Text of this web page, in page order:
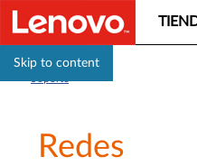
Skip to content
Redes